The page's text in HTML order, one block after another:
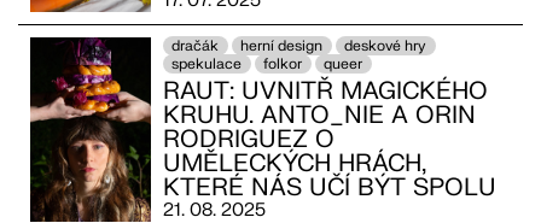
dračák herní design
deskové hry
spekulace
folkor queer
RAUT: UVNITŘ MAGICKÉHO
KRUHU. ANTO_NIE A ORIN
RODRIGUEZ O
UMĚLECKÝCH HRÁCH,
KTERÉ NÁS UČÍ BÝT SPOLU
21. 08. 2025